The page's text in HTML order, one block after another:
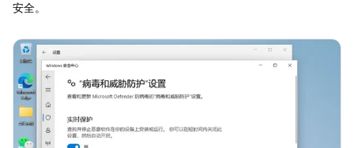
安全。